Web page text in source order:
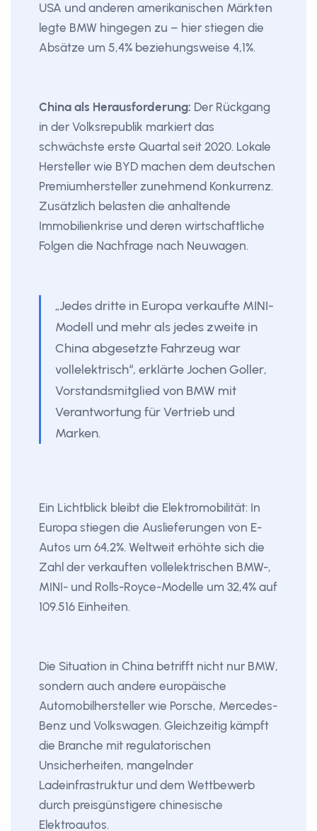
USA und anderen amerikanischen Märkten
legte BMW hingegen zu – hier stiegen die
Absätze um 5,4% beziehungsweise 4,1%.
China als Herausforderung: Der Rückgang
in der Volksrepublik markiert das
schwächste erste Quartal seit 2020. Lokale
Hersteller wie BYD machen dem deutschen
Premiumhersteller zunehmend Konkurrenz.
Zusätzlich belasten die anhaltende
Immobilienkrise und deren wirtschaftliche
Folgen die Nachfrage nach Neuwagen.
„Jedes dritte in Europa verkaufte MINI-
Modell und mehr als jedes zweite in
China abgesetzte Fahrzeug war
vollelektrisch“, erklärte Jochen Goller,
Vorstandsmitglied von BMW mit
Verantwortung für Vertrieb und
Marken.
Ein Lichtblick bleibt die Elektromobilität: In
Europa stiegen die Auslieferungen von E-
Autos um 64,2%. Weltweit erhöhte sich die
Zahl der verkauften vollelektrischen BMW-,
MINI- und Rolls-Royce-Modelle um 32,4% auf
109.516 Einheiten.
Die Situation in China betrifft nicht nur BMW,
sondern auch andere europäische
Automobilhersteller wie Porsche, Mercedes-
Benz und Volkswagen. Gleichzeitig kämpft
die Branche mit regulatorischen
Unsicherheiten, mangelnder
Ladeinfrastruktur und dem Wettbewerb
durch preisgünstigere chinesische
Elektroautos.